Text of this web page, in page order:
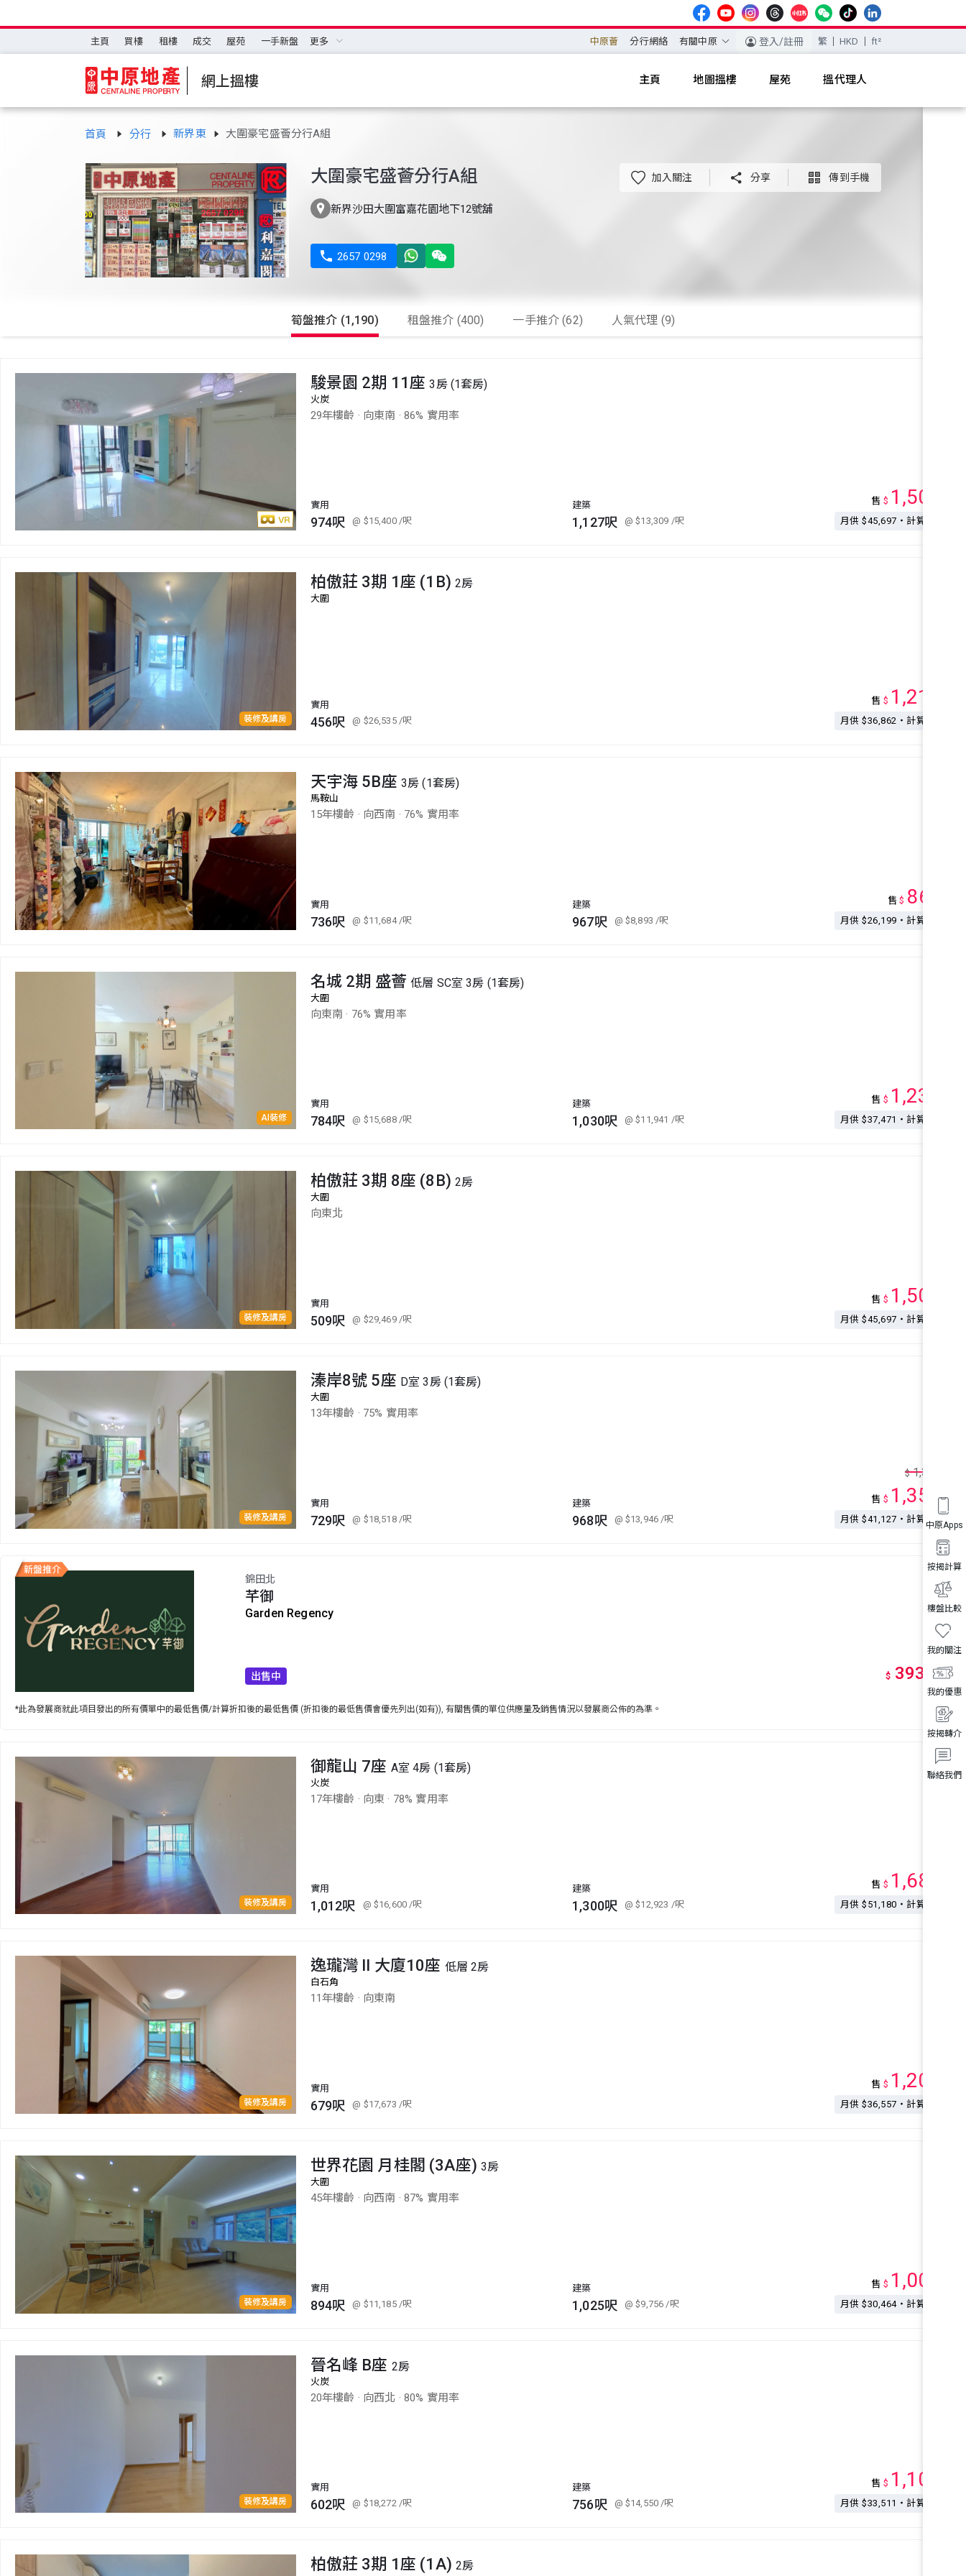
主頁 買樓 租樓 成交 屋苑 一手新盤 更多 中原薈 分行網絡 有關中原 登入/註冊 繁 HKD ft²
網上搵樓 主頁 地圖搵樓 屋苑 搵代理人
聯絡我們
按揭轉介
我的優惠
我的關注
樓盤比較
按揭計算
中原Apps
首頁 分行 新界東 大圍豪宅盛薈分行A組
大圍豪宅盛薈分行A組
 新界沙田大圍富嘉花園地下12號舖
 2657 0298
加入關注  分享  傳到手機
筍盤推介 (1,190) 租盤推介 (400) 一手推介 (62) 人氣代理 (9)
駿景園 2期 11座3房 (1套房)
火炭
29年樓齡 · 向東南 · 86% 實用率
實用
974呎 @ $15,400 /呎
建築
1,127呎 @ $13,309 /呎
售 $ 1,500
月供 $45,697・計算按揭
裝修及講房
柏傲莊 3期 1座 (1B) 2房
大圍
實用
456呎 @ $26,535 /呎
售 $ 1,210
月供 $36,862・計算按揭
天宇海 5B座 3房 (1套房)
馬鞍山
15年樓齡 · 向西南 · 76% 實用率
實用
736呎 @ $11,684 /呎
建築
967呎 @ $8,893 /呎
售 $ 860
月供 $26,199・計算按揭
AI裝修
名城 2期 盛薈低層 SC室 3房 (1套房)
大圍
向東南 · 76% 實用率
實用
784呎 @ $15,688 /呎
建築
1,030呎 @ $11,941 /呎
售 $ 1,230
月供 $37,471・計算按揭
裝修及講房
柏傲莊 3期 8座 (8B) 2房
大圍
向東北
實用
509呎 @ $29,469 /呎
售 $ 1,500
月供 $45,697・計算按揭
裝修及講房
溱岸8號 5座 D室 3房 (1套房)
大圍
13年樓齡 · 75% 實用率
實用
729呎 @ $18,518 /呎
建築
968呎 @ $13,946 /呎
$ 1,380
售 $ 1,350萬
月供 $41,127・計算按揭
錦田北
芊御
Garden Regency
出售中 $ 393 萬起*
*此為發展商就此項目發出的所有價單中的最低售價/計算折扣後的最低售價 (折扣後的最低售價會優先列出(如有)), 有關售價的單位供應量及銷售情況以發展商公佈的為準。
裝修及講房
御龍山 7座 A室 4房 (1套房)
火炭
17年樓齡 · 向東 · 78% 實用率
實用
1,012呎 @ $16,600/呎
建築
1,300呎 @ $12,923 /呎
售 $ 1,680
月供 $51,180・計算按揭
裝修及講房
逸瓏灣 II 大廈10座 低層 2房
白石角
11年樓齡 · 向東南
實用
679呎 @ $17,673 /呎
售 $ 1,200
月供 $36,557・計算按揭
裝修及講房
世界花園 月桂閣 (3A座) 3房
大圍
45年樓齡 · 向西南 · 87% 實用率
實用
894呎 @ $11,185 /呎
建築
1,025呎 @ $9,756 /呎
售 $ 1,000
月供 $30,464・計算按揭
裝修及講房
晉名峰 B座 2房
火炭
20年樓齡 · 向西北 · 80% 實用率
實用
602呎 @ $18,272 /呎
建築
756呎 @ $14,550/呎
售 $ 1,100
月供 $33,511・計算按揭
柏傲莊 3期 1座 (1A) 2房